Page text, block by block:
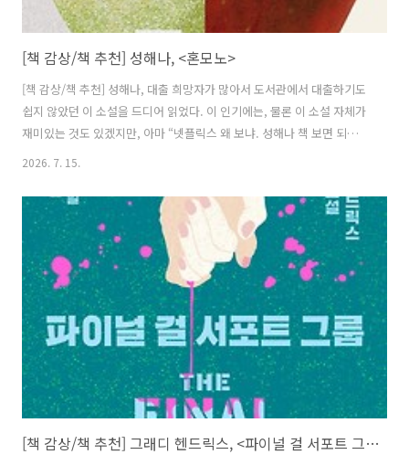
[책 감상/책 추천] 성해나, <혼모노>
[책 감상/책 추천] 성해나, 대출 희망자가 많아서 도서관에서 대출하기도
쉽지 않았던 이 소설을 드디어 읽었다. 이 인기에는, 물론 이 소설 자체가
재미있는 것도 있겠지만, 아마 “넷플릭스 왜 보냐. 성해나 책 보면 되는
데”라는, 박정민 배우의 추천사도 한몫했을 것이다. 이렇게 호기심을 부
가. 다 읽고 나니, 이 추천사는 약간 오해의 소지가 있다고 말하고 싶다.
오해는 마시라. 책이 재미없다는 게 아니고, 이 말만 들으면 가 넷플릭스
뺨치게 도파민이 도는 자극적인 책처럼 보이겠지만, 사실 그렇게 자극적
인 마라탕 같은 소설은 아니었다는 뜻이다. 오히려 그렇게 오해받으면 아
쉬울 정도로 좋은 작품이었다. 총 7편의 단편 소설들을 소개하자..
2026. 7. 15.
[책 감상/책 추천] 그래디 헨드릭스, <파이널 걸 서포트 그룹>